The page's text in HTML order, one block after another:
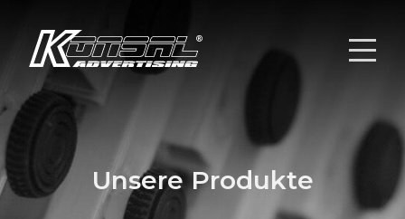
Unsere Produkte